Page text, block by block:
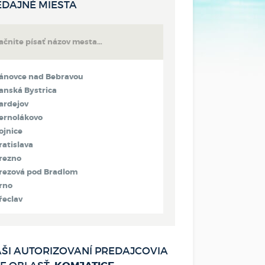
MIESTA
nad Bebravou
Bystrica
pod Bradlom
Kubín
AUTORIZOVANÍ PREDAJCOVIA